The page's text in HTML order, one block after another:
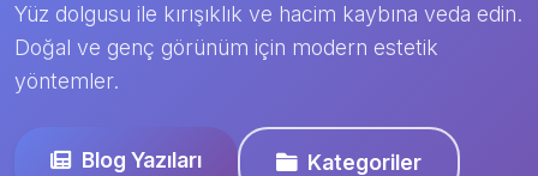
Yüz dolgusu ile kırışıklık ve hacim kaybına veda edin.
Doğal ve genç görünüm için modern estetik
yöntemler.
Blog Yazıları Kategoriler